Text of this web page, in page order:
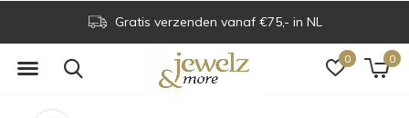
0 0
Gratis verzenden vanaf €75,- in NL